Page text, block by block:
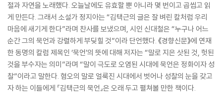
절과 자연을 노래했다. 오늘날에도 유효할 뿐 아니라 몇 번이고 곱씹고 읽
게 만든다. 그래서 소설가 정지아는 “김택근의 글은 잘 벼린 칼처럼 우리
마음에 새기게 한다”라며 찬사를 보냈으며, 시인 신대철은 “누구나 어느
순간 그의 묵언과 강렬하게 부딪힐 것”이라 단언했다. 《경향신문》에 연재
한 동명의 칼럼 제목인 ‘묵언’의 뜻에 대해 저자는 “말로 지은 삿된 것, 헛된
것을 부수자는 의미”라며 “말이 극도로 오염된 시대에 묵언은 정화이자 성
찰”이라고 말한다. 혐오의 말로 얼룩진 시대에서 벗어나 성찰의 눈을 갖고
자 하는 이들에게 『김택근의 묵언』은 오래 두고 펼쳐볼 만한 책이다.